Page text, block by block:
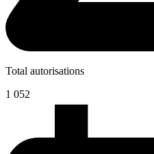
Total autorisations
1 052